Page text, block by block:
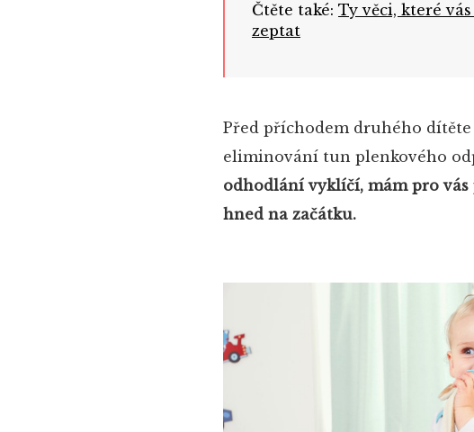
Čtěte také: Ty věci, které
zeptat
Před příchodem druhého dítěte
eliminování tun plenkového
odhodlání vyklíčí, mám pro
hned na začátku.